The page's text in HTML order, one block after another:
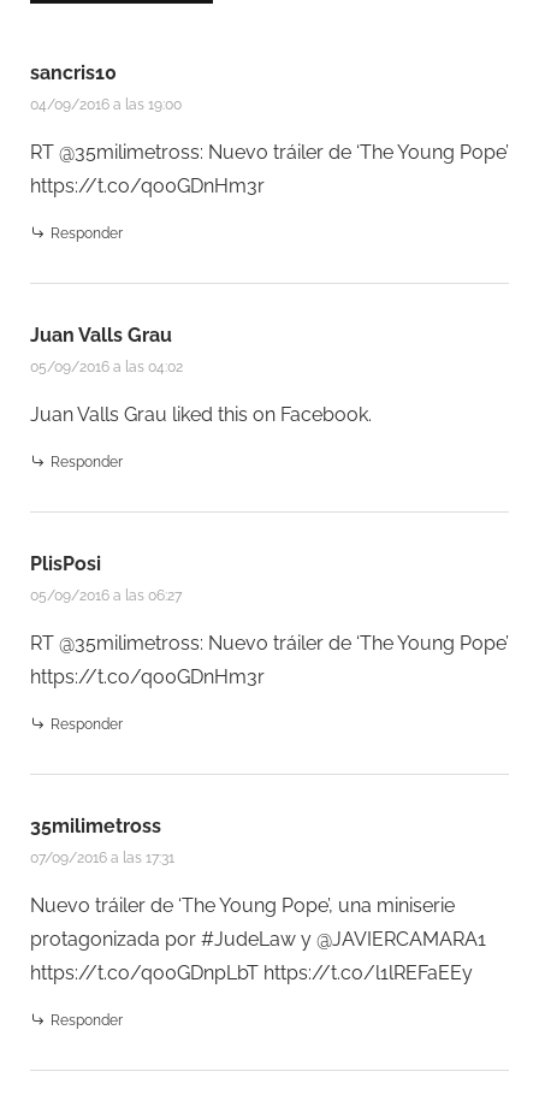
sancris10
04/09/2016 a las 19:00
RT @35milimetross: Nuevo tráiler de ‘The Young Pope’
https://t.co/qo0GDnHm3r
Responder
Juan Valls Grau
05/09/2016 a las 04:02
Juan Valls Grau liked this on Facebook.
Responder
PlisPosi
05/09/2016 a las 06:27
RT @35milimetross: Nuevo tráiler de ‘The Young Pope’
https://t.co/qo0GDnHm3r
Responder
35milimetross
07/09/2016 a las 17:31
Nuevo tráiler de ‘The Young Pope’, una miniserie
protagonizada por #JudeLaw y @JAVIERCAMARA1
https://t.co/qo0GDnpLbT https://t.co/l1lREFaEEy
Responder